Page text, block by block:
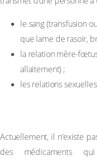
le sang (transfusion
que lame de rasoir,
la relation mère-
allaitement) ;
les relations
Actuellement, il n’existe
des médicaments